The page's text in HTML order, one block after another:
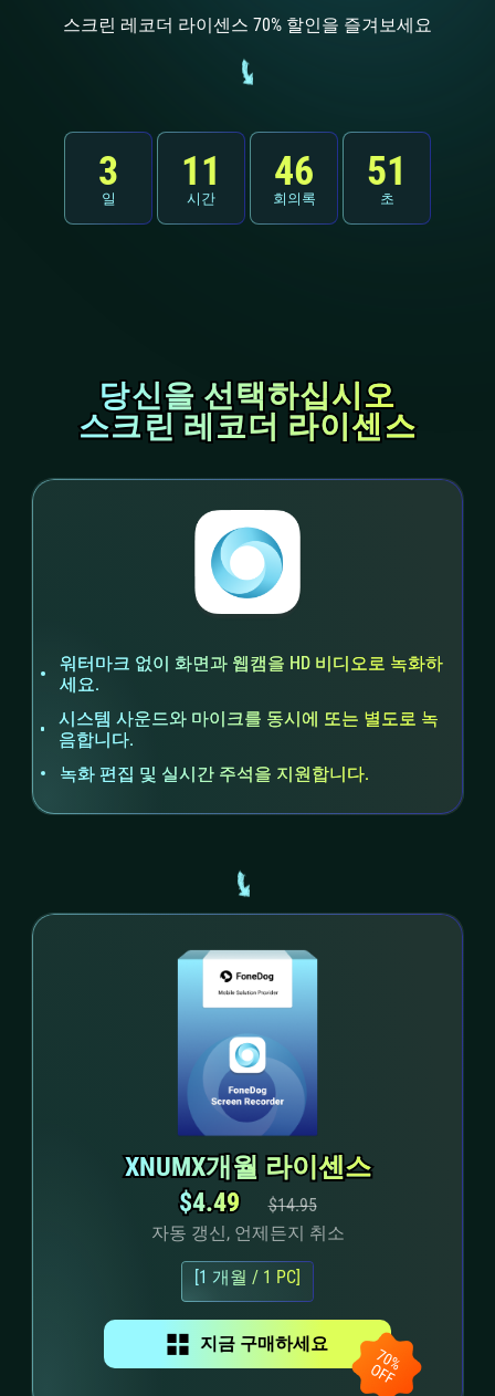
스크린 레코더 라이센스 70% 할인을 즐겨보세요
3
일
11
시간
46
회의록
49
초
당신을 선택하십시오
당신을 선택하십시오
스크린 레코더 라이센스
스크린 레코더 라이센스
워터마크 없이 화면과 웹캠을 HD 비디오로 녹화하
세요.
시스템 사운드와 마이크를 동시에 또는 별도로 녹
음합니다.
녹화 편집 및 실시간 주석을 지원합니다.
XNUMX개월 라이센스
XNUMX개월 라이센스
$4.49
$14.95
$4.49
자동 갱신, 언제든지 취소
[1 개월 / 1 PC]
지금 구매하세요